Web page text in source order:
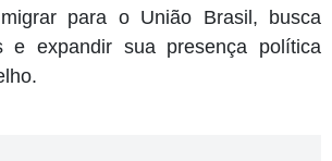
para o União Brasil, busca
e expandir sua presença política